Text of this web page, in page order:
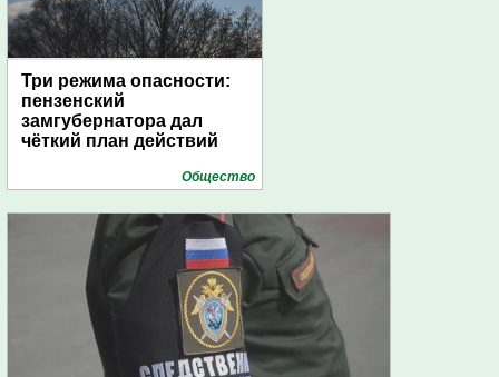
Три режима опасности:
пензенский
замгубернатора дал
чёткий план действий
Общество